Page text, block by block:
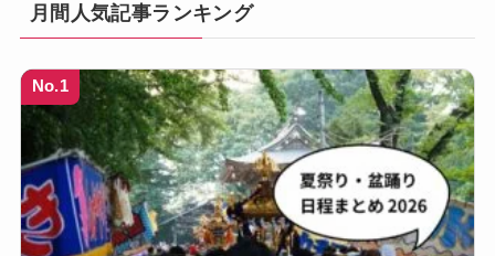
月間人気記事ランキング
No.1